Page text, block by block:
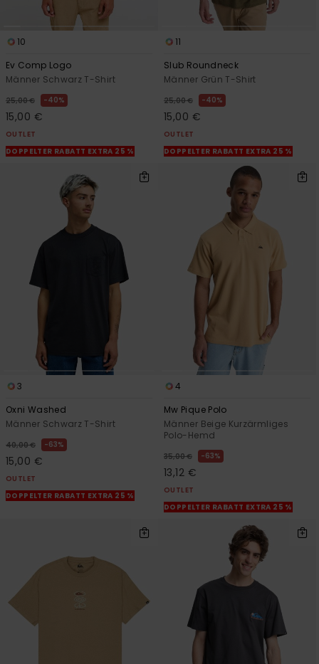
10
Ev Comp Logo
Männer Schwarz T-Shirt
25,00 € 40%
15,00 €
OUTLET
DOPPELTER RABATT EXTRA 25 %
11
Slub Roundneck
Männer Grün T-Shirt
25,00 € 40%
15,00 €
OUTLET
DOPPELTER RABATT EXTRA 25 %
3
Oxni Washed
Männer Schwarz T-Shirt
40,00 € 63%
15,00 €
OUTLET
DOPPELTER RABATT EXTRA 25 %
4
Mw Pique Polo
Männer Beige Kurzärmliges
Polo-Hemd
35,00 € 63%
13,12 €
OUTLET
DOPPELTER RABATT EXTRA 25 %